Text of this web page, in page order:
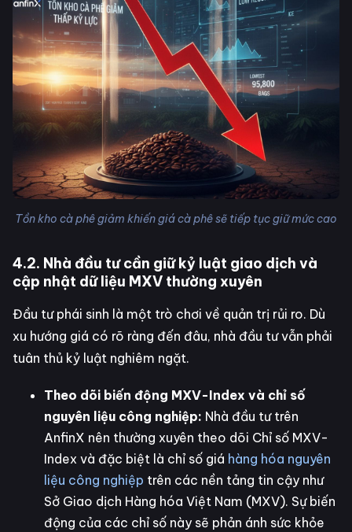
Tồn kho cà phê giảm khiến giá cà phê sẽ tiếp tục giữ mức cao
4.2. Nhà đầu tư cần giữ kỷ luật giao dịch và
cập nhật dữ liệu MXV thường xuyên
Đầu tư phái sinh là một trò chơi về quản trị rủi ro. Dù
xu hướng giá có rõ ràng đến đâu, nhà đầu tư vẫn phải
tuân thủ kỷ luật nghiêm ngặt.
Theo dõi biến động MXV-Index và chỉ số
nguyên liệu công nghiệp: Nhà đầu tư trên
AnfinX nên thường xuyên theo dõi Chỉ số MXV-
Index và đặc biệt là chỉ số giá hàng hóa nguyên
liệu công nghiệp trên các nền tảng tin cậy như
Sở Giao dịch Hàng hóa Việt Nam (MXV). Sự biến
động của các chỉ số này sẽ phản ánh sức khỏe